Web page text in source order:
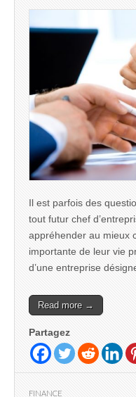
Il est parfois des
tout futur chef
appréhender au mieux
importante de leur vie
d’une entreprise
Read more →
Partagez
FINANCE